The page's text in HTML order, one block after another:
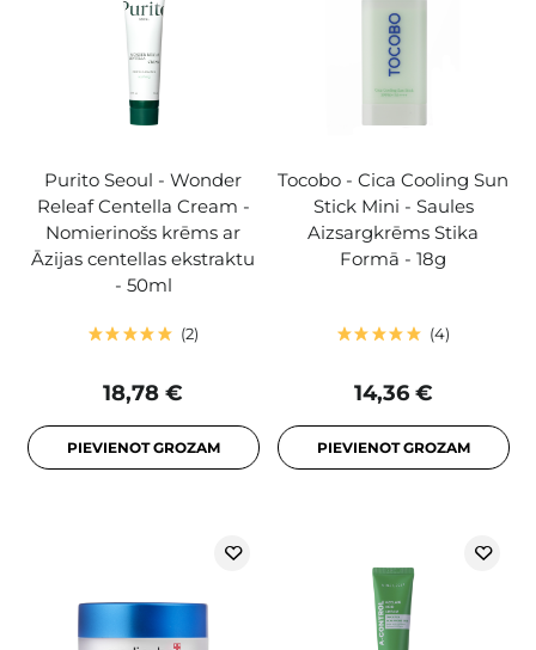
Purito Seoul - Wonder
Releaf Centella Cream -
Nomierinošs krēms ar
Āzijas centellas ekstraktu
- 50ml
2
18,78 €
PIEVIENOT GROZAM
Tocobo - Cica Cooling Sun
Stick Mini - Saules
Aizsargkrēms Stika
Formā - 18g
4
14,36 €
PIEVIENOT GROZAM